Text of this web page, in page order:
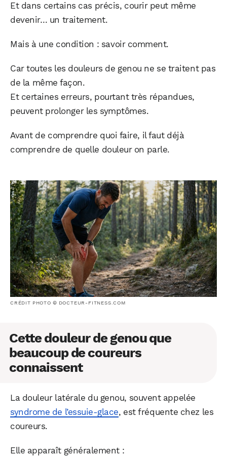
Et dans certains cas précis, courir peut même
devenir… un traitement.
Mais à une condition : savoir comment.
Car toutes les douleurs de genou ne se traitent pas
de la même façon.
Et certaines erreurs, pourtant très répandues,
peuvent prolonger les symptômes.
Avant de comprendre quoi faire, il faut déjà
comprendre de quelle douleur on parle.
CRÉDIT PHOTO © DOCTEUR-FITNESS.COM
Cette douleur de genou que
beaucoup de coureurs
connaissent
La douleur latérale du genou, souvent appelée
syndrome de l’essuie-glace, est fréquente chez les
coureurs.
Elle apparaît généralement :